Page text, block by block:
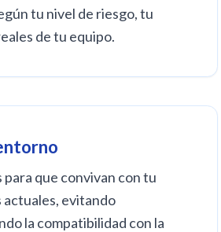
tu nivel de riesgo, tu
de tu equipo.
que convivan con tu
evitando
la compatibilidad con la